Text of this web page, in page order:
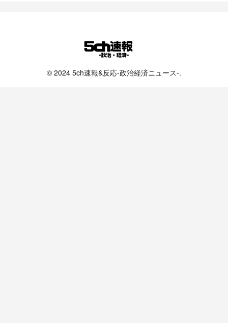
© 2024 5ch速報&反応-政治経済ニュース-.